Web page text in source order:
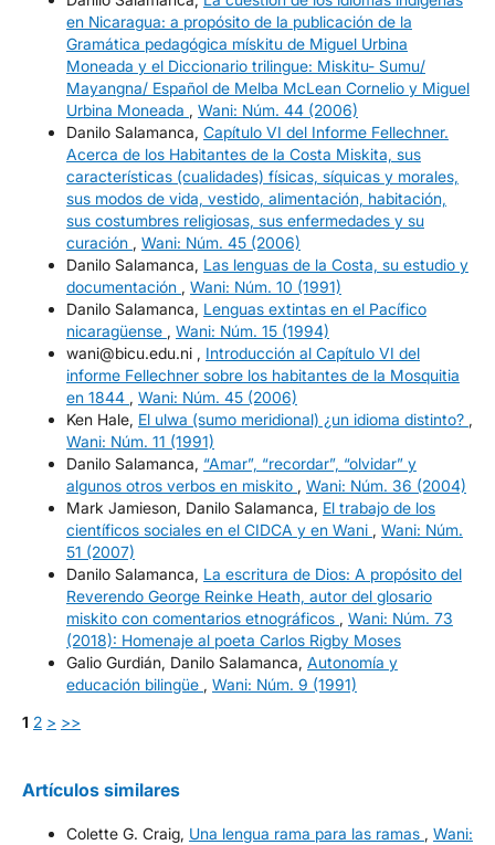
en Nicaragua: a propósito de la publicación de la
Gramática pedagógica mískitu de Miguel Urbina
Moneada y el Diccionario trilingue: Miskitu- Sumu/
Mayangna/ Español de Melba McLean Cornelio y Miguel
Urbina Moneada , Wani: Núm. 44 (2006)
Danilo Salamanca, Capítulo VI del Informe Fellechner.
Acerca de los Habitantes de la Costa Miskita, sus
características (cualidades) físicas, síquicas y morales,
sus modos de vida, vestido, alimentación, habitación,
sus costumbres religiosas, sus enfermedades y su
curación , Wani: Núm. 45 (2006)
Danilo Salamanca, Las lenguas de la Costa, su estudio y
documentación , Wani: Núm. 10 (1991)
Danilo Salamanca, Lenguas extintas en el Pacífico
nicaragüense , Wani: Núm. 15 (1994)
wani@bicu.edu.ni , Introducción al Capítulo VI del
informe Fellechner sobre los habitantes de la Mosquitia
en 1844 , Wani: Núm. 45 (2006)
Ken Hale, El ulwa (sumo meridional) ¿un idioma distinto? ,
Wani: Núm. 11 (1991)
Danilo Salamanca, “Amar”, “recordar”, “olvidar” y
algunos otros verbos en miskito , Wani: Núm. 36 (2004)
Mark Jamieson, Danilo Salamanca, El trabajo de los
científicos sociales en el CIDCA y en Wani , Wani: Núm.
51 (2007)
Danilo Salamanca, La escritura de Dios: A propósito del
Reverendo George Reinke Heath, autor del glosario
miskito con comentarios etnográficos , Wani: Núm. 73
(2018): Homenaje al poeta Carlos Rigby Moses
Galio Gurdián, Danilo Salamanca, Autonomía y
educación bilingüe , Wani: Núm. 9 (1991)
1 2 > >>
Artículos similares
Colette G. Craig, Una lengua rama para las ramas , Wani: